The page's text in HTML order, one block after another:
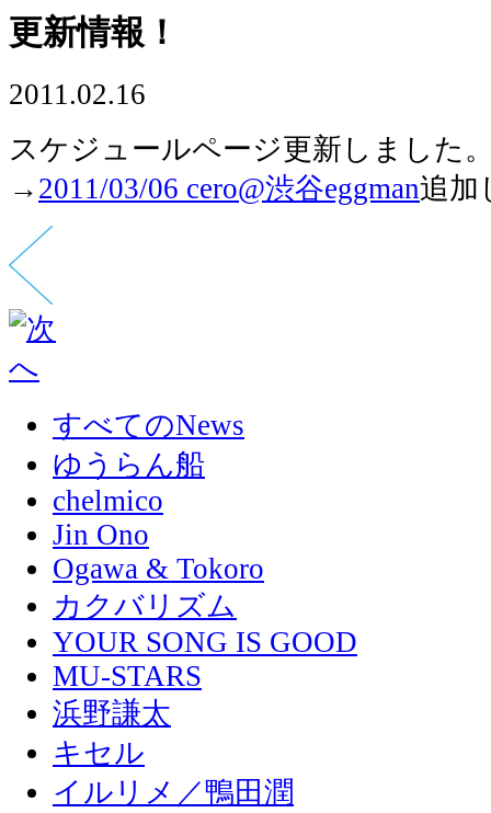
更新情報！
2011.02.16
スケジュールページ更新しました
→ 2011/03/06 cero@渋谷eggman追加
すべてのNews
ゆうらん船
chelmico
Jin Ono
Ogawa & Tokoro
カクバリズム
YOUR SONG IS GOOD
MU-STARS
浜野謙太
キセル
イルリメ／鴨田潤